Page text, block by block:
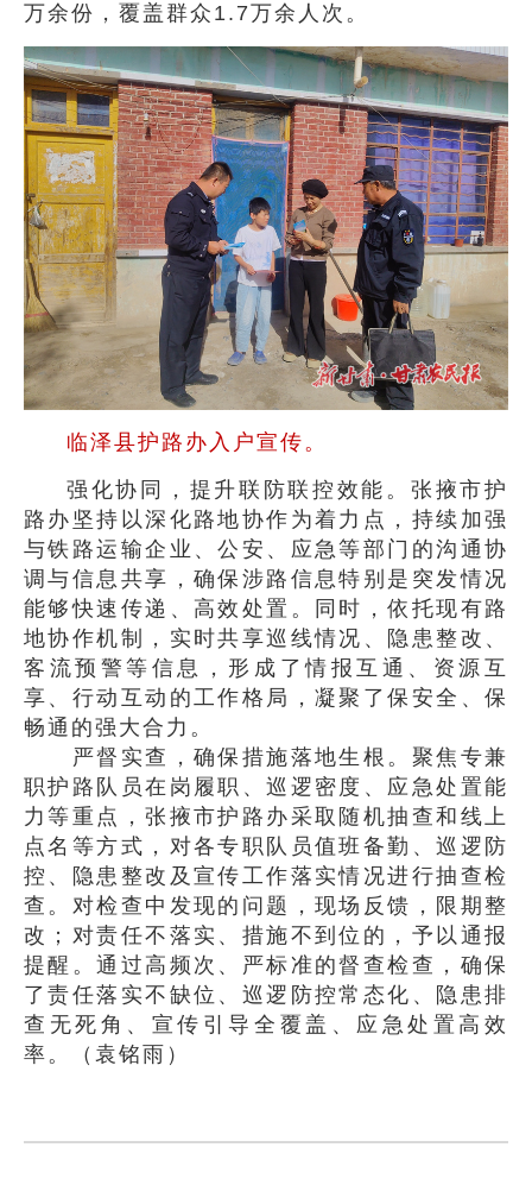
万余份，覆盖群众1.7万余人次。
临泽县护路办入户宣传。
强化协同，提升联防联控效能。张掖市护
路办坚持以深化路地协作为着力点，持续加强
与铁路运输企业、公安、应急等部门的沟通协
调与信息共享，确保涉路信息特别是突发情况
能够快速传递、高效处置。同时，依托现有路
地协作机制，实时共享巡线情况、隐患整改、
客流预警等信息，形成了情报互通、资源互
享、行动互动的工作格局，凝聚了保安全、保
畅通的强大合力。
严督实查，确保措施落地生根。聚焦专兼
职护路队员在岗履职、巡逻密度、应急处置能
力等重点，张掖市护路办采取随机抽查和线上
点名等方式，对各专职队员值班备勤、巡逻防
控、隐患整改及宣传工作落实情况进行抽查检
查。对检查中发现的问题，现场反馈，限期整
改；对责任不落实、措施不到位的，予以通报
提醒。通过高频次、严标准的督查检查，确保
了责任落实不缺位、巡逻防控常态化、隐患排
查无死角、宣传引导全覆盖、应急处置高效
率。（袁铭雨）